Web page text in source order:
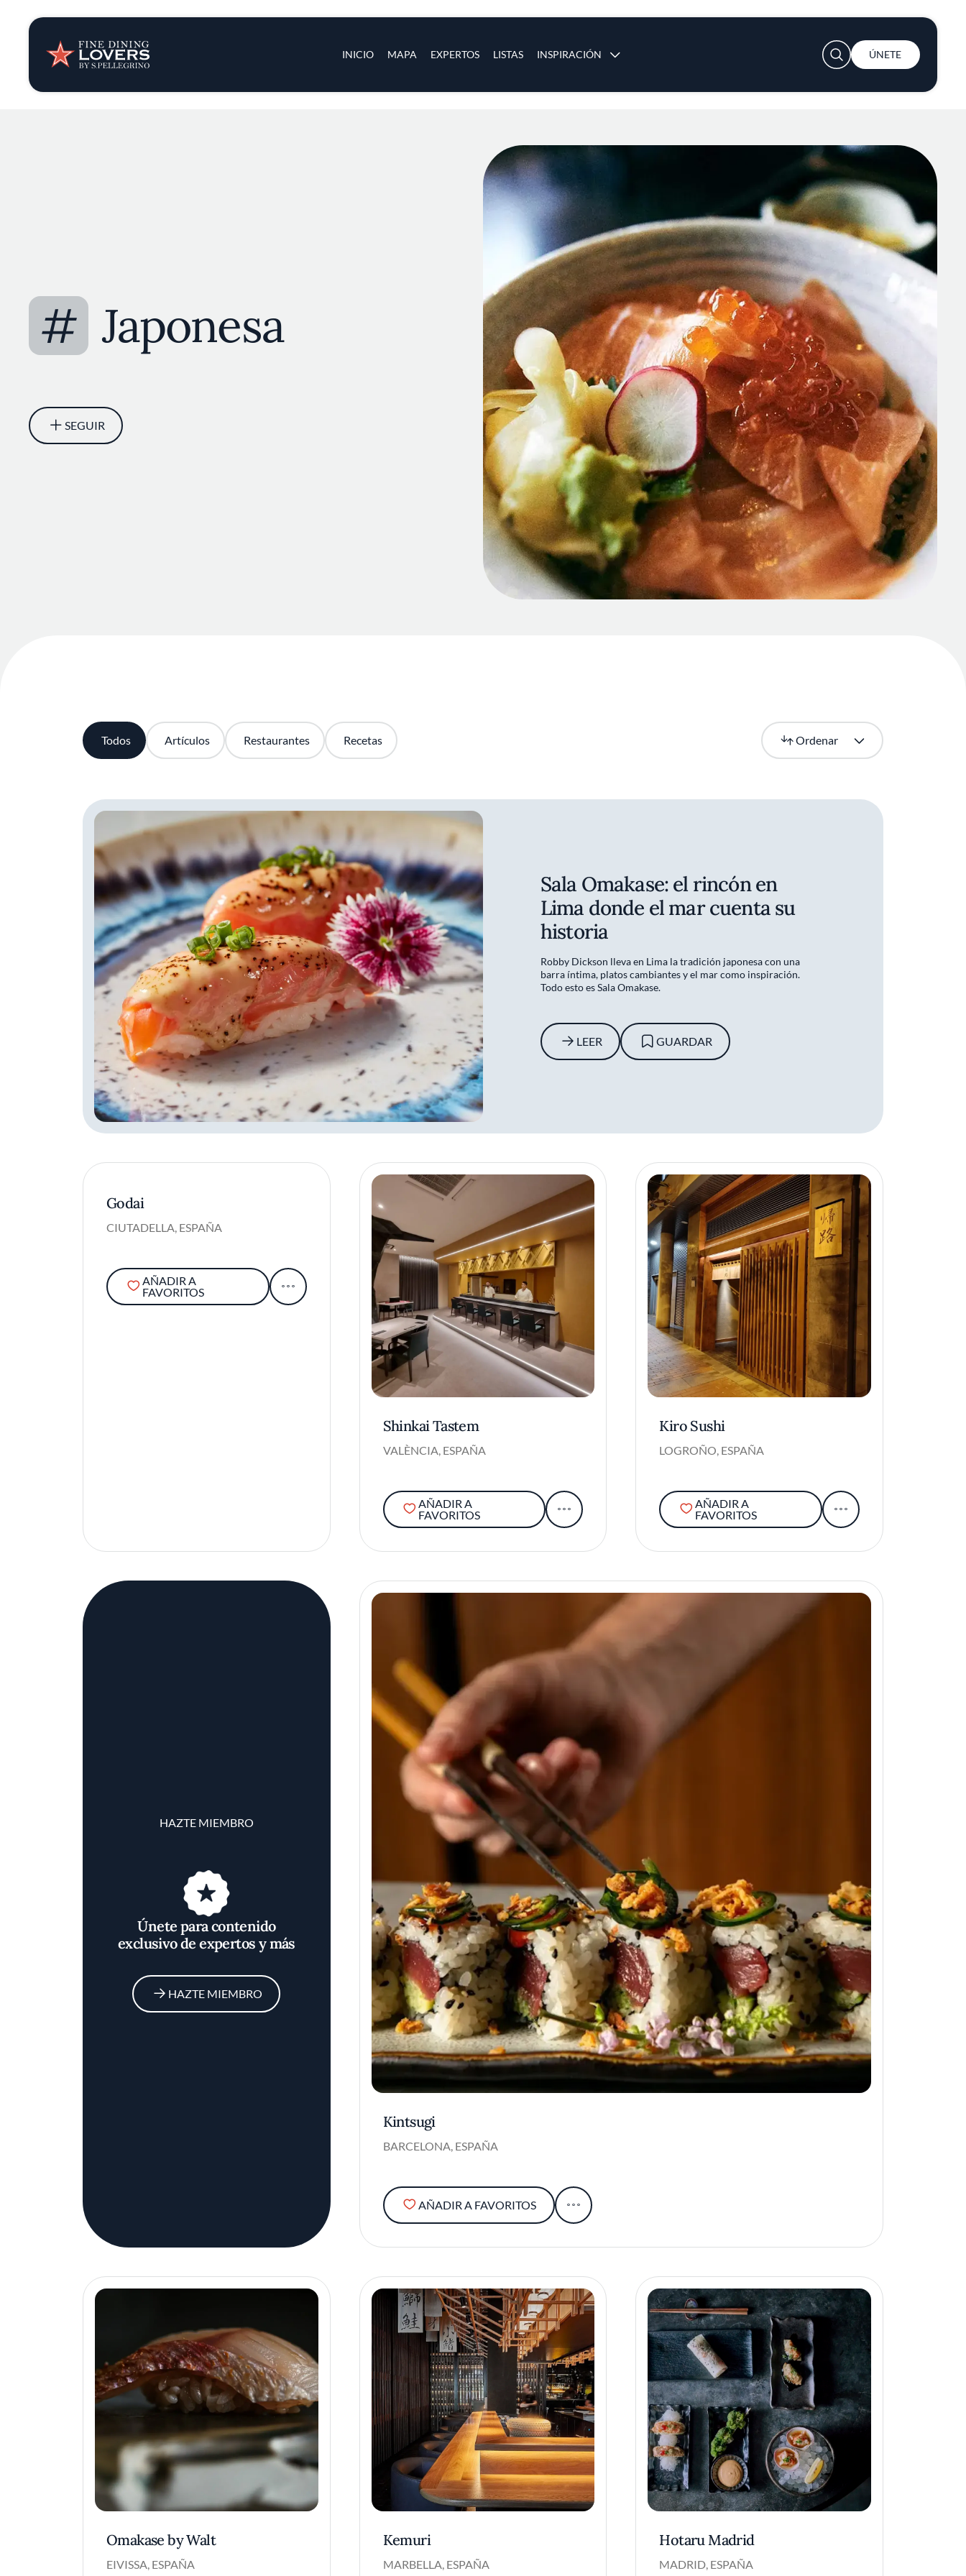
INICIO MAPA EXPERTOS LISTAS INSPIRACIÓN
Opinión y noticias
Recetas
User account menu
ÚNETE
# Japonesa
SEGUIR
Todos Artículos Restaurantes Recetas Ordenar
Más recientes
Sala Omakase: el rincón en
Lima donde el mar cuenta su
historia
Robby Dickson lleva en Lima la tradición japonesa con una
barra íntima, platos cambiantes y el mar como inspiración.
Todo esto es Sala Omakase.
LEER GUARDAR
Godai
CIUTADELLA, ESPAÑA
AÑADIR A
FAVORITOS
Shinkai Tastem
VALÈNCIA, ESPAÑA
AÑADIR A
FAVORITOS
Kiro Sushi
LOGROÑO, ESPAÑA
AÑADIR A
FAVORITOS
HAZTE MIEMBRO
Únete para contenido
exclusivo de expertos y más
HAZTE MIEMBRO
Kintsugi
BARCELONA, ESPAÑA
AÑADIR A FAVORITOS
Omakase by Walt
EIVISSA, ESPAÑA
Kemuri
MARBELLA, ESPAÑA
Hotaru Madrid
MADRID, ESPAÑA